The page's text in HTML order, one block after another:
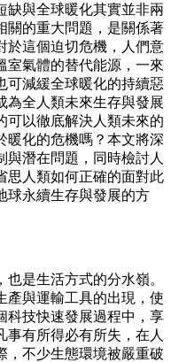
缺與全球暖化其實並非兩
關的重大問題，是關係著
於這個迫切危機，人們意
室氣體的替代能源，一來
可減緩全球暖化的持續惡
為全人類未來生存與發展
可以徹底解決人類未來的
暖化的危機嗎？本文將深
與潛在問題，同時檢討人
思人類如何正確的面對此
球永續生存與發展的方
是生活方式的分水嶺。
產與運輸工具的出現，使
科技快速發展過程中，享
事有所得必有所失，在人
，不少生態環境被嚴重破